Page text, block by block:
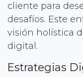
cliente para
desafíos. Este
visión holística
digital.
Estrategias